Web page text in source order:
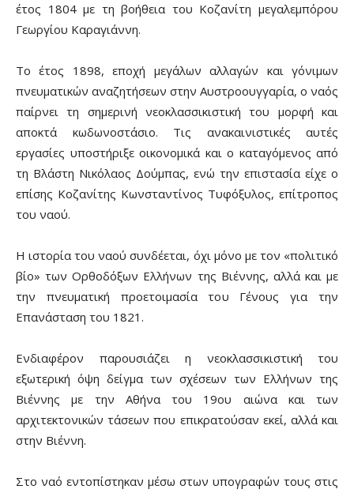
έτος 1804 με τη βοήθεια του Κοζανίτη μεγαλεμπόρου
Γεωργίου Καραγιάννη.
Το έτος 1898, εποχή μεγάλων αλλαγών και γόνιμων
πνευματικών αναζητήσεων στην Αυστροουγγαρία, ο ναός
παίρνει τη σημερινή νεοκλασσικιστική του μορφή και
αποκτά κωδωνοστάσιο. Τις ανακαινιστικές αυτές
εργασίες υποστήριξε οικονομικά και ο καταγόμενος από
τη Βλάστη Νικόλαος Δούμπας, ενώ την επιστασία είχε ο
επίσης Κοζανίτης Κωνσταντίνος Τυφόξυλος, επίτροπος
του ναού.
Η ιστορία του ναού συνδέεται, όχι μόνο με τον «πολιτικό
βίο» των Ορθοδόξων Ελλήνων της Βιέννης, αλλά και με
την πνευματική προετοιμασία του Γένους για την
Επανάσταση του 1821.
Ενδιαφέρον παρουσιάζει η νεοκλασσικιστική του
εξωτερική όψη δείγμα των σχέσεων των Ελλήνων της
Βιέννης με την Αθήνα του 19ου αιώνα και των
αρχιτεκτονικών τάσεων που επικρατούσαν εκεί, αλλά και
στην Βιέννη.
Στο ναό εντοπίστηκαν μέσω στων υπογραφών τους στις